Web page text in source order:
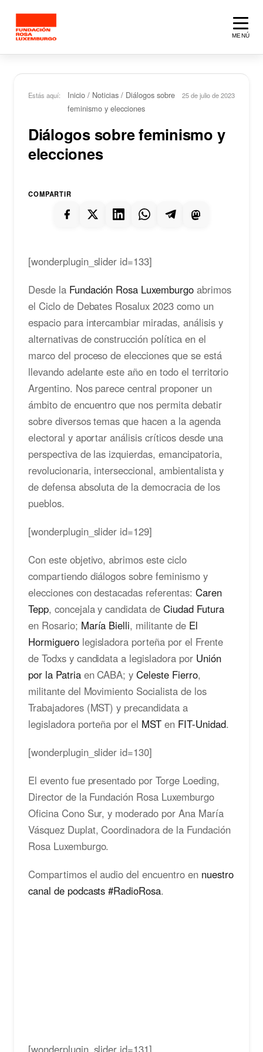
MENÚ
Estás aquí: Inicio / Noticias / Diálogos sobre
feminismo y elecciones
25 de julio de 2023
Diálogos sobre feminismo y
elecciones
COMPARTIR
[wonderplugin_slider id=133]
Desde la Fundación Rosa Luxemburgoabrimos
el Ciclo de Debates Rosalux 2023 como un
espacio para intercambiar miradas, análisis y
alternativas de construcción política en el
marco del proceso de elecciones que se está
llevando adelante este año en todo el territorio
Argentino. Nos parece central proponer un
ámbito de encuentro que nos permita debatir
sobre diversos temas que hacen a la agenda
electoral y aportar análisis críticos desde una
perspectiva de las izquierdas, emancipatoria,
revolucionaria, interseccional, ambientalista y
de defensa absoluta de la democracia de los
pueblos.
[wonderplugin_slider id=129]
Con este objetivo, abrimos este ciclo
compartiendo diálogos sobre feminismo y
elecciones con destacadas referentas: Caren
Tepp, concejala y candidata de Ciudad Futura
en Rosario; María Bielli, militante de El
Hormiguerolegisladora porteña por el Frente
de Todxs y candidata a legisladora por Unión
por la Patriaen CABA; yCeleste Fierro,
militante del Movimiento Socialista de los
Trabajadores (MST) y precandidata a
legisladora porteña por el MST en FIT-Unidad.
[wonderplugin_slider id=130]
El evento fue presentado por Torge Loeding,
Director de la Fundación Rosa Luxemburgo
Oficina Cono Sur, y moderado por Ana María
Vásquez Duplat, Coordinadora de la Fundación
Rosa Luxemburgo.
Compartimos el audio del encuentro en nuestro
canal de podcasts #RadioRosa.
[wonderplugin_slider id=131]